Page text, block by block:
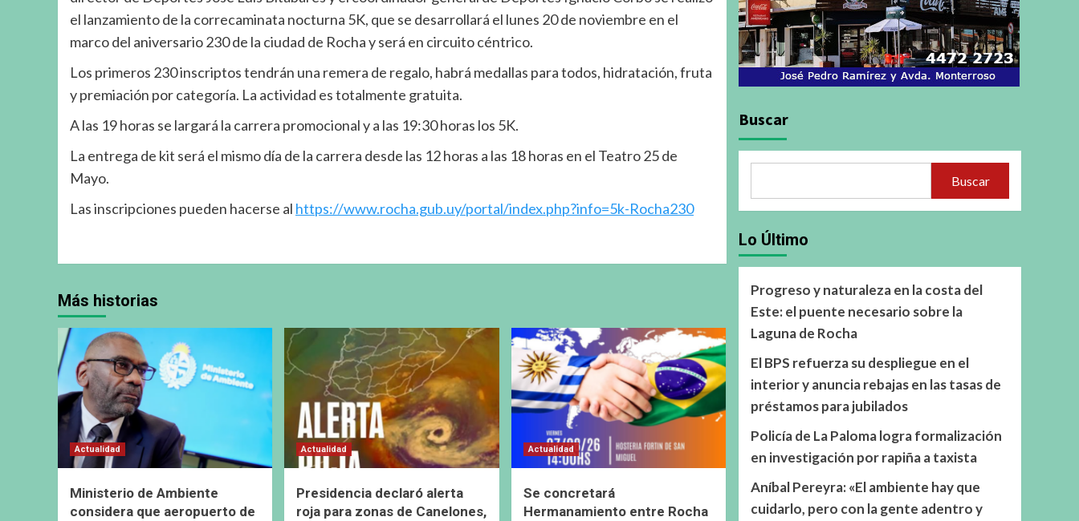
el lanzamiento de la correcaminata nocturna 5K, que se desarrollará el lunes 20 de noviembre en el
marco del aniversario 230 de la ciudad de Rocha y será en circuito céntrico.
Los primeros 230 inscriptos tendrán una remera de regalo, habrá medallas para todos, hidratación, fruta
y premiación por categoría. La actividad es totalmente gratuita.
A las 19 horas se largará la carrera promocional y a las 19:30 horas los 5K.
La entrega de kit será el mismo día de la carrera desde las 12 horas a las 18 horas en el Teatro 25 de
Mayo.
Las inscripciones pueden hacerse al https://www.rocha.gub.uy/portal/index.php?info=5k-Rocha230
Más historias
Actualidad
Ministerio de Ambiente
considera que aeropuerto de
Actualidad
Presidencia declaró alerta
roja para zonas de Canelones,
Actualidad
Se concretará
Hermanamiento entre Rocha
Buscar
Buscar
Lo Último
Progreso y naturaleza en la costa del
Este: el puente necesario sobre la
Laguna de Rocha
El BPS refuerza su despliegue en el
interior y anuncia rebajas en las tasas de
préstamos para jubilados
Policía de La Paloma logra formalización
en investigación por rapiña a taxista
Aníbal Pereyra: «El ambiente hay que
cuidarlo, pero con la gente adentro y